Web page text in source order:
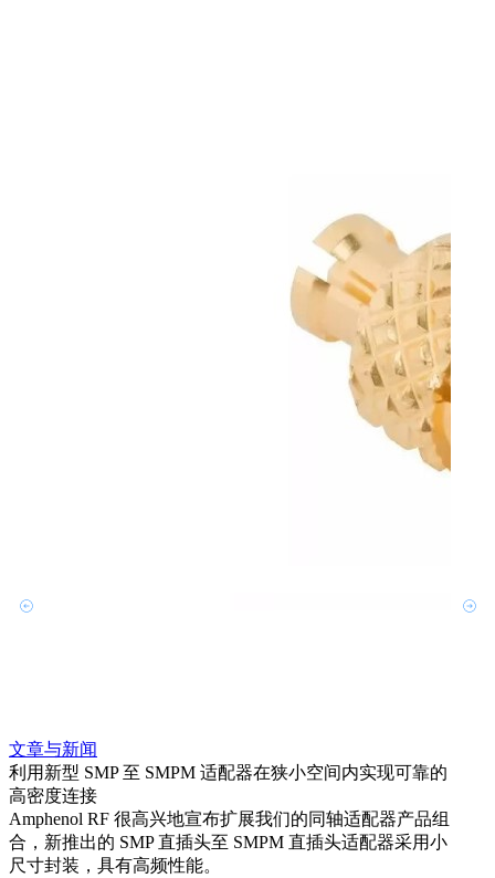
文章与新闻
利用新型 SMP 至 SMPM 适配器在狭小空间内实现可靠的
高密度连接
Amphenol RF 很高兴地宣布扩展我们的同轴适配器产品组
合，新推出的 SMP 直插头至 SMPM 直插头适配器采用小
尺寸封装，具有高频性能。